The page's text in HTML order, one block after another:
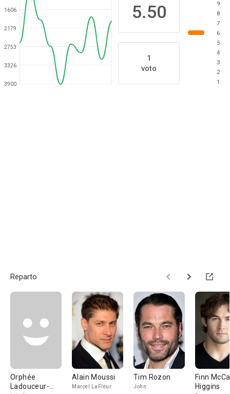
1606
2179
2753
3326
3900
5.50
1
voto
9
8
7
6
5
4
3
2
1
Reparto
Orphée
Ladouceur-
Alain Moussi
Marcel LaFleur
Tim Rozon
John
Finn
Higgins